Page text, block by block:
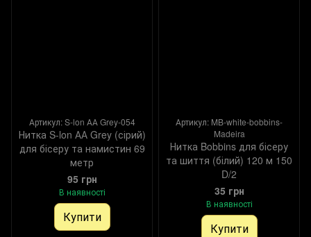
Артикул: S-lon АА Grey-054
Нитка S-lon АА Grey (сірий)
для бісеру та намистин 69
метр
95 грн
В наявності
Купити
Артикул: MB-white-bobbins-
Madeira
Нитка Bobbins для бісеру
та шиття (білий) 120 м 150
D/2
35 грн
В наявності
Купити